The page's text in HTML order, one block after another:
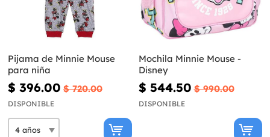
Pijama de Minnie Mouse
para niña
$ 396.00 $ 720.00
DISPONIBLE
Mochila Minnie Mouse -
Disney
$ 544.50 $ 990.00
DISPONIBLE